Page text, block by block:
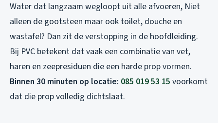
Water dat langzaam wegloopt uit alle afvoeren, Niet
alleen de gootsteen maar ook toilet, douche en
wastafel? Dan zit de verstopping in de hoofdleiding.
Bij PVC betekent dat vaak een combinatie van vet,
haren en zeepresiduen die een harde prop vormen.
Binnen 30 minuten op locatie: 085 019 53 15 voorkomt
dat die prop volledig dichtslaat.